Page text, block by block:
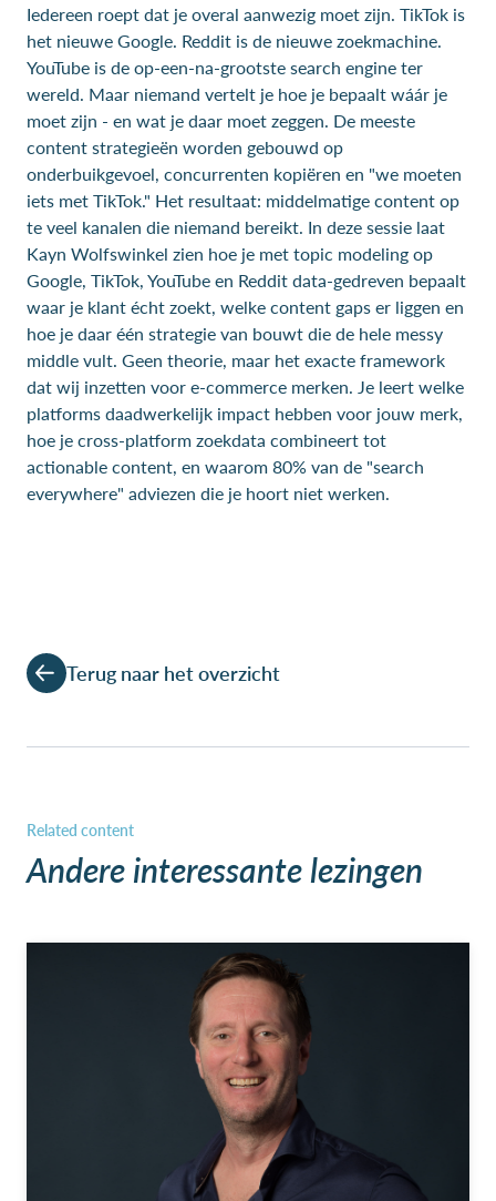
Iedereen roept dat je overal aanwezig moet zijn. TikTok is
het nieuwe Google. Reddit is de nieuwe zoekmachine.
YouTube is de op-een-na-grootste search engine ter
wereld. Maar niemand vertelt je hoe je bepaalt wáár je
moet zijn - en wat je daar moet zeggen. De meeste
content strategieën worden gebouwd op
onderbuikgevoel, concurrenten kopiëren en "we moeten
iets met TikTok." Het resultaat: middelmatige content op
te veel kanalen die niemand bereikt. In deze sessie laat
Kayn Wolfswinkel zien hoe je met topic modeling op
Google, TikTok, YouTube en Reddit data-gedreven bepaalt
waar je klant écht zoekt, welke content gaps er liggen en
hoe je daar één strategie van bouwt die de hele messy
middle vult. Geen theorie, maar het exacte framework
dat wij inzetten voor e-commerce merken. Je leert welke
platforms daadwerkelijk impact hebben voor jouw merk,
hoe je cross-platform zoekdata combineert tot
actionable content, en waarom 80% van de "search
everywhere" adviezen die je hoort niet werken.
Terug naar het overzicht
Andere interessante lezingen